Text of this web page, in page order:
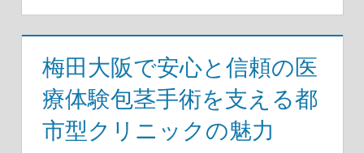
梅田大阪で安心と信頼の医
療体験包茎手術を支える都
市型クリニックの魅力